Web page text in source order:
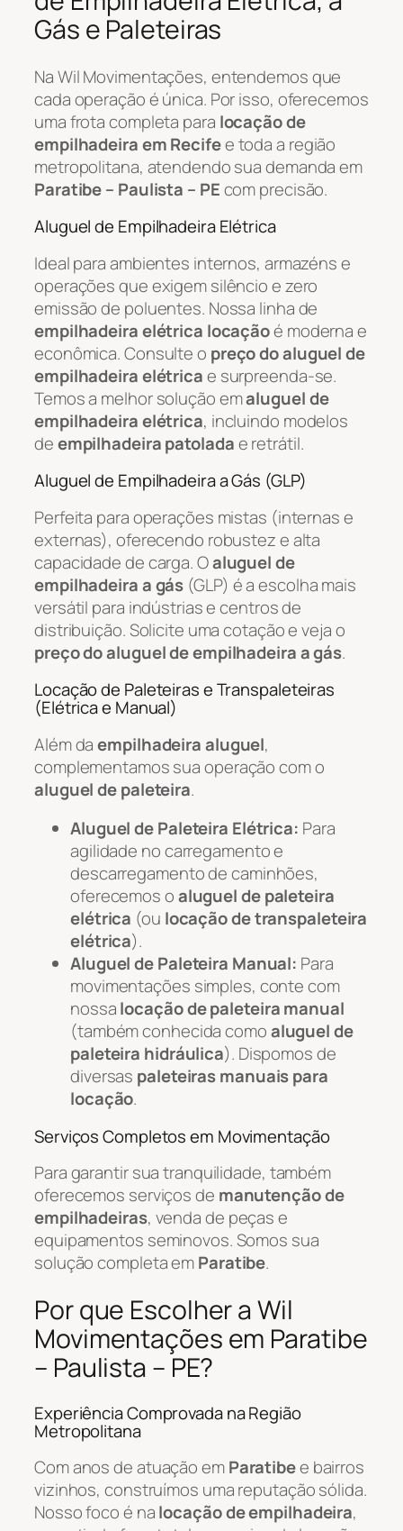
Gás e Paleteiras
Na Wil Movimentações, entendemos que
cada operação é única. Por isso, oferecemos
uma frota completa para locação de
empilhadeira em Recifee toda a região
metropolitana, atendendo sua demanda em
Paratibe – Paulista – PEcom precisão.
Aluguel de Empilhadeira Elétrica
Ideal para ambientes internos, armazéns e
operações que exigem silêncio e zero
emissão de poluentes. Nossa linha de
empilhadeira elétrica locaçãoé moderna e
econômica. Consulte o preço do aluguel de
empilhadeira elétricae surpreenda-se.
Temos a melhor solução emaluguel de
empilhadeira elétrica, incluindo modelos
deempilhadeira patoladae retrátil.
Aluguel de Empilhadeira a Gás (GLP)
Perfeita para operações mistas (internas e
externas), oferecendo robustez e alta
capacidade de carga. Oaluguel de
empilhadeira a gás (GLP) é a escolha mais
versátil para indústrias e centros de
distribuição. Solicite uma cotação e veja o
preço do aluguel de empilhadeira a gás.
Locação de Paleteiras e Transpaleteiras
(Elétrica e Manual)
Além daempilhadeira aluguel,
complementamos sua operação com o
aluguel de paleteira.
Aluguel de Paleteira Elétrica: Para
agilidade no carregamento e
descarregamento de caminhões,
oferecemos oaluguel de paleteira
elétrica (ou locação de transpaleteira
elétrica).
Aluguel de Paleteira Manual: Para
movimentações simples, conte com
nossalocação de paleteira manual
(também conhecida comoaluguel de
paleteira hidráulica). Dispomos de
diversas paleteiras manuais para
locação.
Serviços Completos em Movimentação
Para garantir sua tranquilidade, também
oferecemos serviços de manutenção de
empilhadeiras, venda de peças e
equipamentos seminovos. Somos sua
solução completa emParatibe.
Por que Escolher a Wil
Movimentações em Paratibe
– Paulista – PE?
Experiência Comprovada na Região
Metropolitana
Com anos de atuação emParatibee bairros
vizinhos, construímos uma reputação sólida.
Nosso foco é nalocação de empilhadeira,